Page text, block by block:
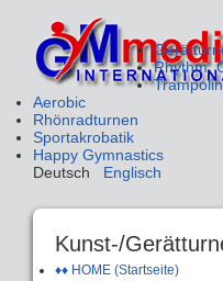
Rhythm.
Trampolin
Aerobic
Rhönradturnen
Sportakrobatik
Happy Gymnastics
Deutsch Englisch
Kunst-/
♦♦ HOME (Startseite)